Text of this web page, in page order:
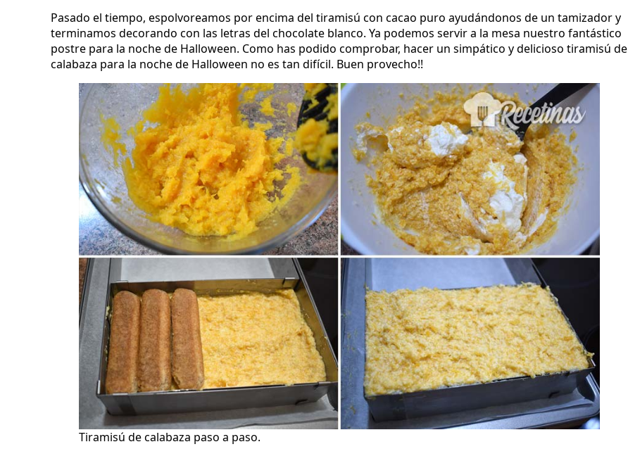
Pasado el tiempo, espolvoreamos por encima del tiramisú con cacao puro ayudándonos de un tamizador y
terminamos decorando con las letras del chocolate blanco. Ya podemos servir a la mesa nuestro fantástico
postre para la noche de Halloween. Como has podido comprobar, hacer un simpático y delicioso tiramisú de
calabaza para la noche de Halloween no es tan difícil. Buen provecho!!
Tiramisú de calabaza paso a paso.